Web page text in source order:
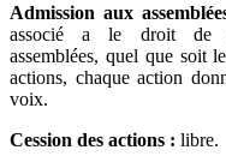
Admission aux
associé a le droit de
assemblées, quel que soit
actions, chaque action
voix.
Cession des actions : libre.